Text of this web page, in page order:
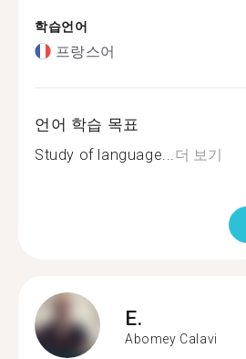
학습언어
프랑스어
언어 학습 목표
Study of language... 더 보기
E.
Abomey Calavi